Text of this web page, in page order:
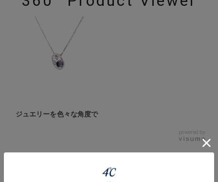
ジュエリーを色々な角度で
powered by
Style Video